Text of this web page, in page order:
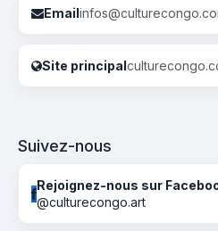
Email
Site principal
Suivez-nous
Rejoignez-nous sur
@culturecongo.art